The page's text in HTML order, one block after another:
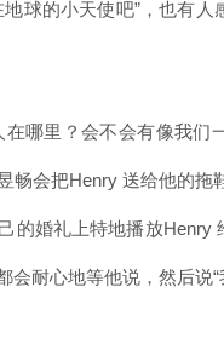
球的小天使吧”，也有
哪里？会不会有像我们
畅会把Henry 送给他的
的婚礼上特地播放Henry
耐心地等他说，然后说“